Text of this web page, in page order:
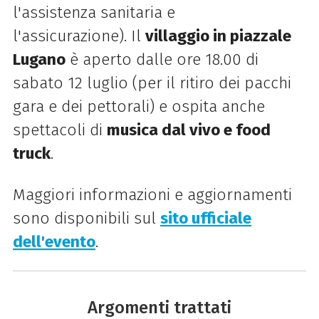
l'assistenza sanitaria e
l'assicurazione). Il villaggio in piazzale
Luganoè aperto dalle ore 18.00 di
sabato 12 luglio (per il ritiro dei pacchi
gara e dei pettorali) e ospita anche
spettacoli di musica dal vivo e food
truck.
Maggiori informazioni e aggiornamenti
sono disponibili sul sito ufficiale
dell'evento.
Argomenti trattati